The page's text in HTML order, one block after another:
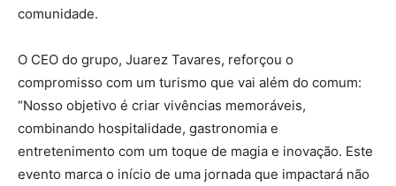
comunidade.
O CEO do grupo, Juarez Tavares, reforçou o
compromisso com um turismo que vai além do comum:
“Nosso objetivo é criar vivências memoráveis,
combinando hospitalidade, gastronomia e
entretenimento com um toque de magia e inovação. Este
evento marca o início de uma jornada que impactará não